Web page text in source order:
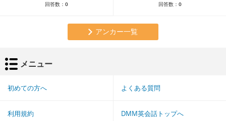
回答数： 0 回答数： 0
アンカー一覧
メニュー
初めての方へ よくある質問
利用規約 DMM英会話トップへ